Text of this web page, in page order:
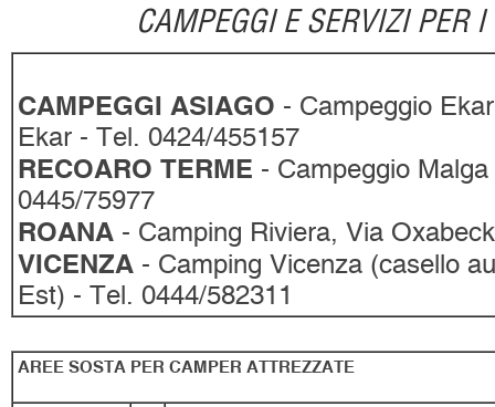
CAMPEGGI E SERVIZI PER
CAMPEGGI ASIAGO - Campeggio
Ekar - Tel. 0424/455157
RECOARO TERME - Campeggio
0445/75977
ROANA - Camping Riviera, Via
VICENZA - Camping Vicenza (casello
Est) - Tel. 0444/582311
AREE SOSTA PER CAMPER ATTREZZATE